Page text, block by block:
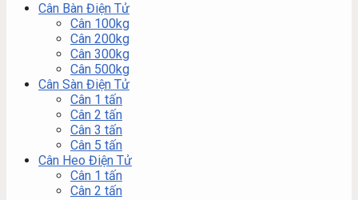
Cân Bàn Điện Tử
Cân 100kg
Cân 200kg
Cân 300kg
Cân 500kg
Cân Sàn Điện Tử
Cân 1 tấn
Cân 2 tấn
Cân 3 tấn
Cân 5 tấn
Cân Heo Điện Tử
Cân 1 tấn
Cân 2 tấn